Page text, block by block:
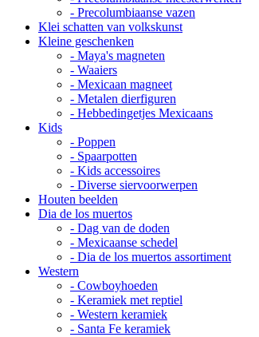
- Precolumbiaanse vazen
Klei schatten van volkskunst
Kleine geschenken
- Maya's magneten
- Waaiers
- Mexicaan magneet
- Metalen dierfiguren
- Hebbedingetjes Mexicaans
Kids
- Poppen
- Spaarpotten
- Kids accessoires
- Diverse siervoorwerpen
Houten beelden
Dia de los muertos
- Dag van de doden
- Mexicaanse schedel
- Dia de los muertos assortiment
Western
- Cowboyhoeden
- Keramiek met reptiel
- Western keramiek
- Santa Fe keramiek